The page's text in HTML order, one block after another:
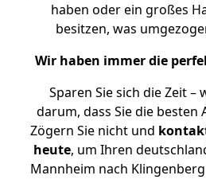
haben oder ein großes
besitzen, was
Wir haben immer die
Sparen Sie sich die Zeit
darum, dass Sie die besten
Zögern Sie nicht und
heute, um Ihren
Mannheim nach